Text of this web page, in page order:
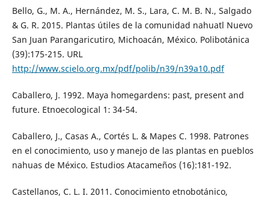
Bello, G., M. A., Hernández, M. S., Lara, C. M. B. N., Salgado
& G. R. 2015. Plantas útiles de la comunidad nahuatl Nuevo
San Juan Parangaricutiro, Michoacán, México. Polibotánica
(39):175-215. URL
http://www.scielo.org.mx/pdf/polib/n39/n39a10.pdf
Caballero, J. 1992. Maya homegardens: past, present and
future. Etnoecological 1: 34-54.
Caballero, J., Casas A., Cortés L. & Mapes C. 1998. Patrones
en el conocimiento, uso y manejo de las plantas en pueblos
nahuas de México. Estudios Atacameños (16):181-192.
Castellanos, C. L. I. 2011. Conocimiento etnobotánico,